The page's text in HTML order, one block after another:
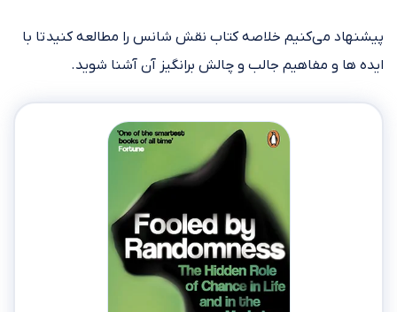
پیشنهاد می‌کنیم خلاصه کتاب نقش شانس را مطالعه کنید تا با
ایده ها و مفاهیم جالب و چالش برانگیز آن آشنا شوید.